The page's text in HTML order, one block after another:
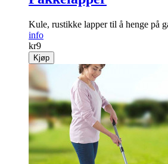
Kule, rustikke lapper til å henge på
info
kr9
Kjøp